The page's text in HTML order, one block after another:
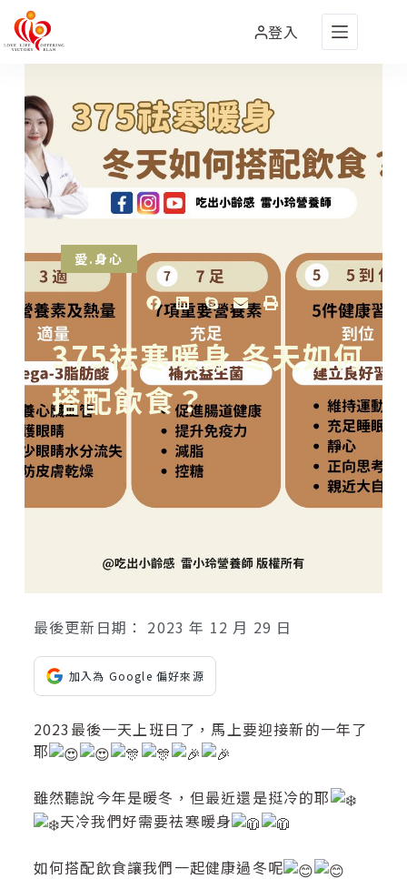
登入
愛.身心
375祛寒暖身 冬天如何
搭配飲食？
最後更新日期： 2023 年 12 月 29 日
加入為 Google 偏好來源
2023最後一天上班日了，馬上要迎接新的一年了
耶
雖然聽說今年是暖冬，但最近還是挺冷的耶
天冷我們好需要祛寒暖身
如何搭配飲食讓我們一起健康過冬呢